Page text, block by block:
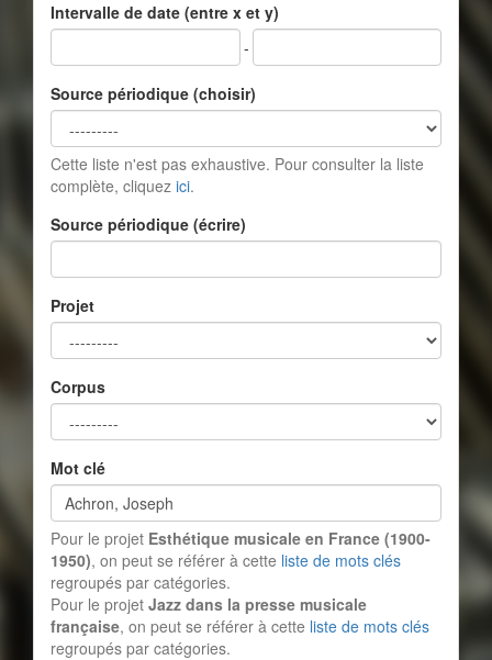
Intervalle de date (entre x et y)
-
Source périodique (choisir)
Cette liste n'est pas exhaustive. Pour consulter la liste
complète, cliquez ici.
Source périodique (écrire)
Projet
Corpus
Mot clé
Pour le projet Esthétique musicale en France (1900-
1950), on peut se référer à cette liste de mots clés
regroupés par catégories.
Pour le projet Jazz dans la presse musicale
française, on peut se référer à cette liste de mots clés
regroupés par catégories.